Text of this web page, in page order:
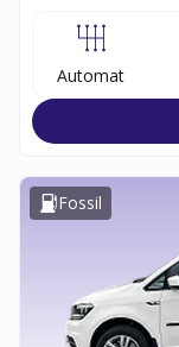
Automat
Fossil